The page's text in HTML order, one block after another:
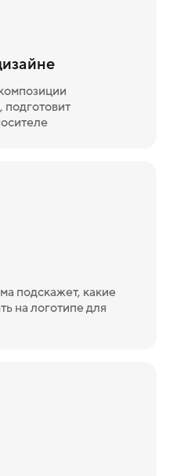
подскажет, какие
на логотипе для